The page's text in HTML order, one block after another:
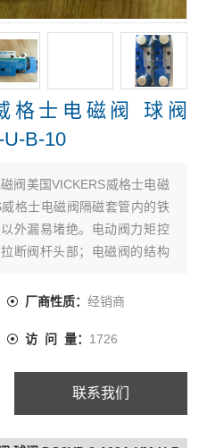
格士电磁阀 球阀
B-10
阀美国VICKERS威格士电磁
格士电磁阀隔磁套管内的铁
外漏易堵绝。电动阀力矩控
断阀杆头部；电磁阀的结构
厂商性质： 经销商
访 问 量： 1726
联系我们